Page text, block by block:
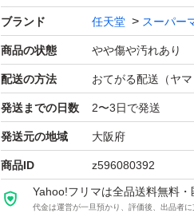
ブランド 任天堂 スーパー
商品の状態 やや傷や汚れあり
配送の方法 おてがる配送（ヤマ
発送までの日数 2〜3日で発送
発送元の地域 大阪府
商品ID z596080392
Yahoo!フリマは全品送料無料・
代金は運営が一旦預かり、評価後、出品者